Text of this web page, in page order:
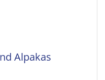
Alpakas